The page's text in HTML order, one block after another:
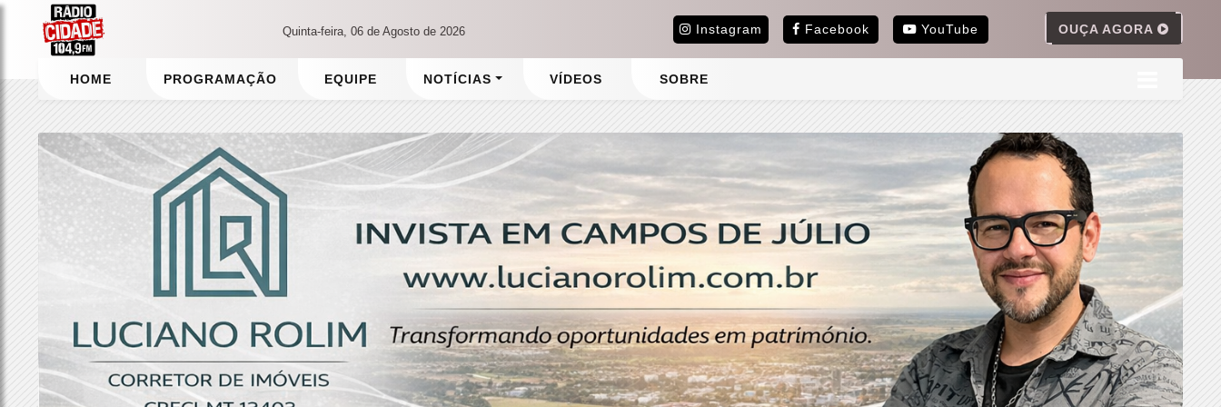
Quinta-feira, 06 de Agosto de 2026 Instagram Facebook YouTube OUÇA AGORA
HOME PROGRAMAÇÃO EQUIPE NOTÍCIAS VÍDEOS SOBRE